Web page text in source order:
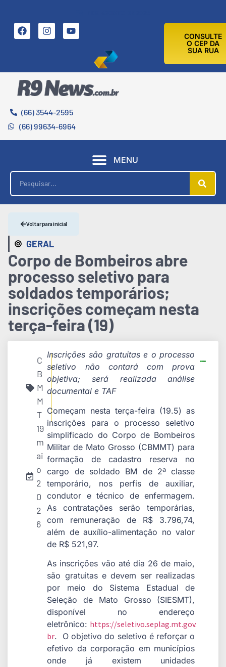
CONSULTE
O CEP DA
SUA RUA
(66) 3544-2595
(66) 99634-6964
MENU
GERAL
Voltar para inicial
Corpo de Bombeiros abre
processo seletivo para
soldados temporários;
inscrições começam nesta
terça-feira (19)
C
B
M
M
T
19
m
ai
o
2
0
2
6
Inscrições são gratuitas e o processo
seletivo não contará com prova
objetiva; será realizada análise
documental e TAF
Começam nesta terça-feira (19.5) as
inscrições para o processo seletivo
simplificado do Corpo de Bombeiros
Militar de Mato Grosso (CBMMT) para
formação de cadastro reserva no
cargo de soldado BM de 2ª classe
temporário, nos perfis de auxiliar,
condutor e técnico de enfermagem.
As contratações serão temporárias,
com remuneração de R$ 3.796,74,
além de auxílio-alimentação no valor
de R$ 521,97.
As inscrições vão até dia 26 de maio,
são gratuitas e devem ser realizadas
por meio do Sistema Estadual de
Seleção de Mato Grosso (SIESMT),
disponível no endereço
eletrônico: https://seletivo.seplag.mt.gov.
br. O objetivo do seletivo é reforçar o
efetivo da corporação em municípios
onde já existem unidades